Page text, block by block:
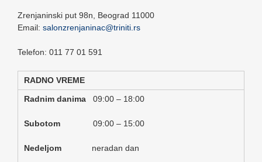
Zrenjaninski put 98n, Beograd 11000
Email: salonzrenjaninac@triniti.rs
Telefon: 011 77 01 591
RADNO VREME
Radnim danima 09:00 – 18:00
Subotom 09:00 – 15:00
Nedeljom neradan dan